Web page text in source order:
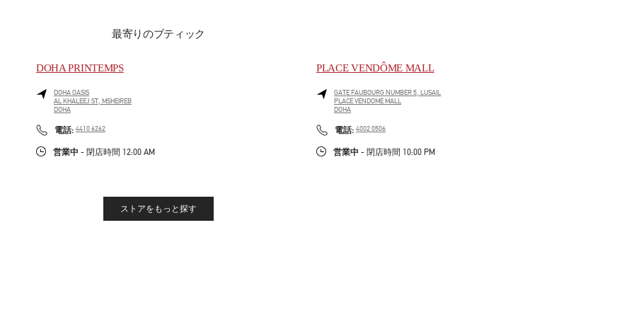
最寄りのブティック
DOHA PRINTEMPS
DOHA OASIS
AL KHALEEJ ST, MSHEIREB
DOHA
電話: PHONE
4410 6262
営業中 - 閉店時間 12:00 AM
PLACE VENDÔME MALL
GATE FAUBOURG NUMBER 5, LUSAIL
PLACE VENDOME MALL
DOHA
電話: PHONE
4002 0506
営業中 - 閉店時間 10:00 PM
ストアをもっと探す